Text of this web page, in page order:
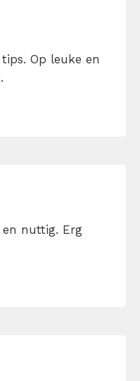
Op leuke en
nuttig. Erg